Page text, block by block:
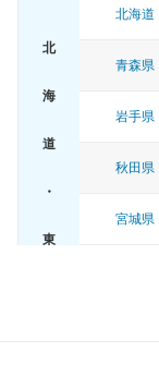
北
海
道
・
東
北海道
青森県
岩手県
秋田県
宮城県